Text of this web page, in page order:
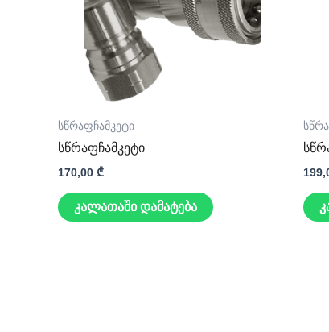
სწრაფჩამკეტი
სწრაფჩამკეტი
170,00 ₾
კალათაში დამატება